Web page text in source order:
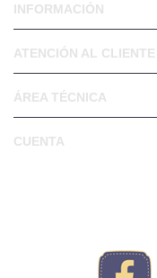
INFORMACIÓN
ATENCIÓN AL CLIENTE
ÁREA TÉCNICA
CUENTA